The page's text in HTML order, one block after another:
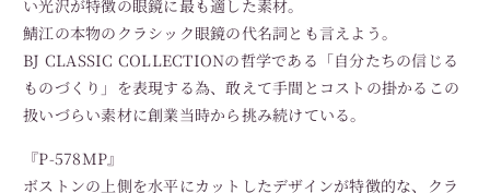
い光沢が特徴の眼鏡に最も適した素材。
鯖江の本物のクラシック眼鏡の代名詞とも言えよう。
BJ CLASSIC COLLECTIONの哲学である「自分たちの信じる
ものづくり」を表現する為、敢えて手間とコストの掛かるこの
扱いづらい素材に創業当時から挑み続けている。
『P-578MP』
ボストンの上側を水平にカットしたデザインが特徴的な、クラ